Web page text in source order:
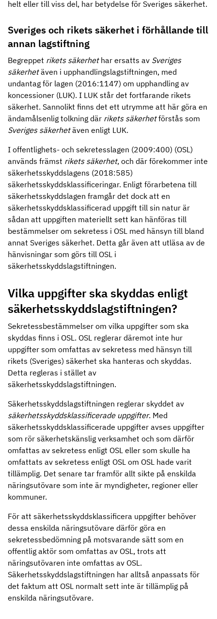
helt eller till viss del, har betydelse för Sveriges säkerhet.
Sveriges och rikets säkerhet i förhållande till
annan lagstiftning
Begreppet rikets säkerhethar ersatts av Sveriges
säkerhetäven i upphandlingslagstiftningen, med
undantag för lagen (2016:1147) om upphandling av
koncessioner (LUK). I LUK står det fortfarande rikets
säkerhet. Sannolikt finns det ett utrymme att här göra en
ändamålsenlig tolkning där rikets säkerhetförstås som
Sveriges säkerhetäven enligt LUK.
I offentlighets- och sekretesslagen (2009:400) (OSL)
används främst rikets säkerhet, och där förekommer inte
säkerhetsskyddslagens (2018:585)
säkerhetsskyddsklassificeringar. Enligt förarbetena till
säkerhetsskyddslagen framgår det dock att en
säkerhetsskyddsklassificerad uppgift till sin natur är
sådan att uppgiften materiellt sett kan hänföras till
bestämmelser om sekretess i OSL med hänsyn till bland
annat Sveriges säkerhet. Detta går även att utläsa av de
hänvisningar som görs till OSL i
säkerhetsskyddslagstiftningen.
Vilka uppgifter ska skyddas enligt
säkerhetsskyddslagstiftningen?
Sekretessbestämmelser om vilka uppgifter som ska
skyddas finns i OSL. OSL reglerar däremot inte hur
uppgifter som omfattas av sekretess med hänsyn till
rikets (Sveriges) säkerhet ska hanteras och skyddas.
Detta regleras i stället av
säkerhetsskyddslagstiftningen.
Säkerhetsskyddslagstiftningen reglerar skyddet av
säkerhetsskyddsklassificerade uppgifter. Med
säkerhetsskyddsklassificerade uppgifter avses uppgifter
som rör säkerhetskänslig verksamhet och som därför
omfattas av sekretess enligt OSL eller som skulle ha
omfattats av sekretess enligt OSL om OSL hade varit
tillämplig. Det senare tar framför allt sikte på enskilda
näringsutövare som inte är myndigheter, regioner eller
kommuner.
För att säkerhetsskyddsklassificera uppgifter behöver
dessa enskilda näringsutövare därför göra en
sekretessbedömning på motsvarande sätt som en
offentlig aktör som omfattas av OSL, trots att
näringsutövaren inte omfattas av OSL.
Säkerhetsskyddslagstiftningen har alltså anpassats för
det faktum att OSL normalt sett inte är tillämplig på
enskilda näringsutövare.